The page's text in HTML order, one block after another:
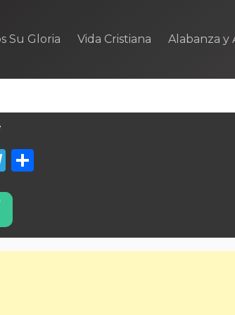
Su Gloria Vida Cristiana Alabanza y
Telegram